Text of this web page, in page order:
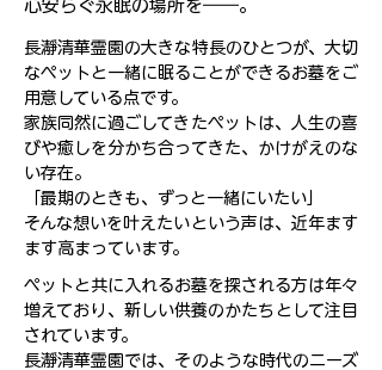
心安らぐ永眠の場所を――。
長瀞清華霊園の大きな特長のひとつが、大切
なペットと一緒に眠ることができるお墓をご
用意している点です。
家族同然に過ごしてきたペットは、人生の喜
びや癒しを分かち合ってきた、かけがえのな
い存在。
「最期のときも、ずっと一緒にいたい」
そんな想いを叶えたいという声は、近年ます
ます高まっています。
ペットと共に入れるお墓を探される方は年々
増えており、新しい供養のかたちとして注目
されています。
長瀞清華霊園では、そのような時代のニーズ